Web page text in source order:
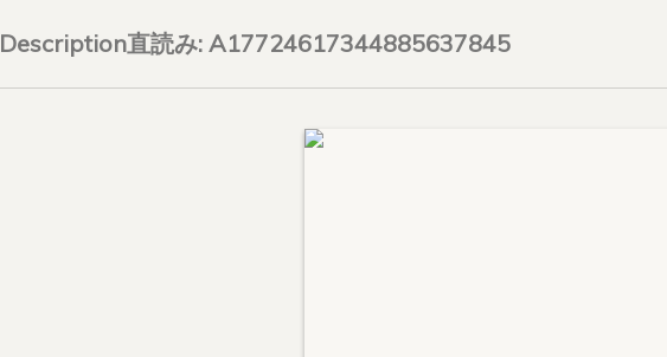
Description直読み: A17724617344885637845